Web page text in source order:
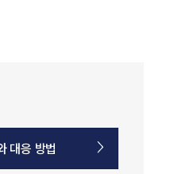
대응 방법